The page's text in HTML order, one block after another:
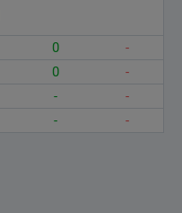
0
-
0
-
-
-
- -